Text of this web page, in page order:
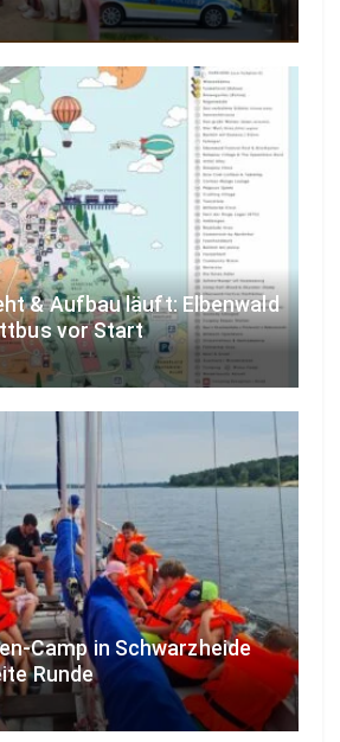
& Aufbau läuft: Elbenwald
vor Start
Camp in Schwarzheide
Runde